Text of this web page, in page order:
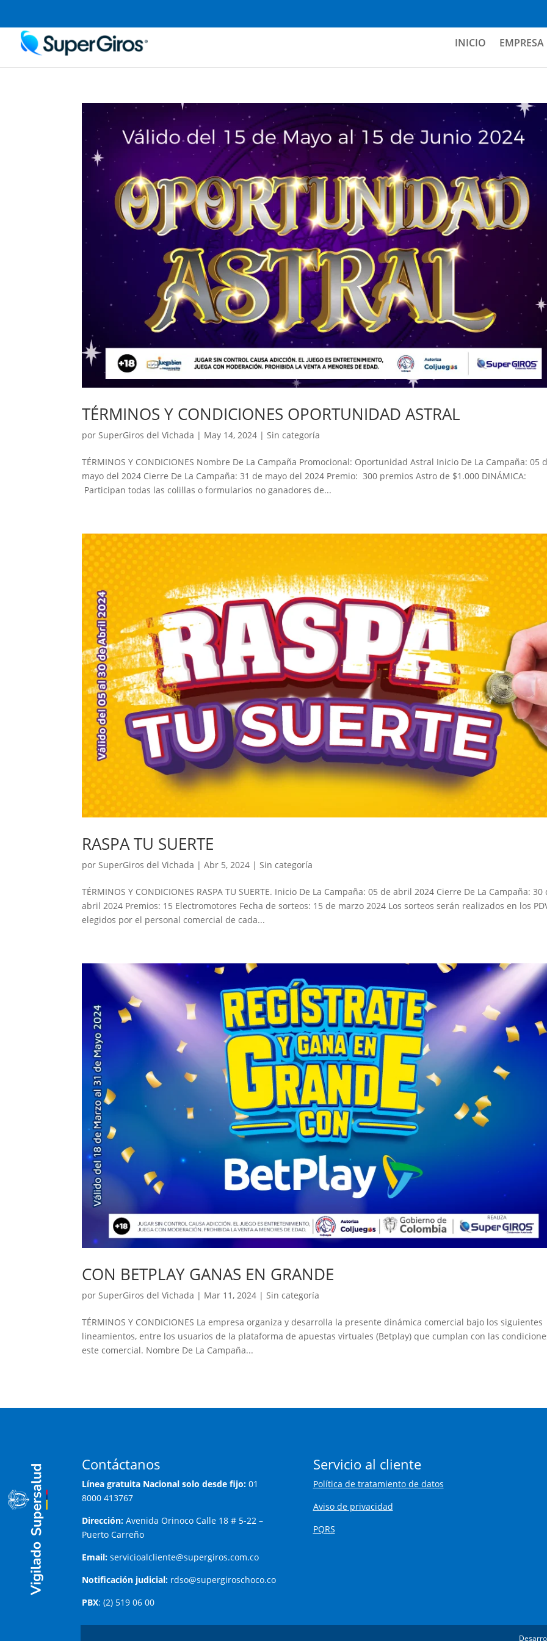
INICIO EMPRESA
TÉRMINOS Y CONDICIONES OPORTUNIDAD ASTRAL
por SuperGiros del Vichada | May 14, 2024 | Sin categoría
TÉRMINOS Y CONDICIONES Nombre De La Campaña Promocional: Oportunidad Astral Inicio De La Campaña: 05
mayo del 2024 Cierre De La Campaña: 31 de mayo del 2024 Premio: 300 premios Astro de $1.000 DINÁMICA:
Participan todas las colillas o formularios no ganadores de...
RASPA TU SUERTE
porSuperGiros del Vichada |Abr 5, 2024 |Sin categoría
TÉRMINOS Y CONDICIONES RASPA TU SUERTE. Inicio De La Campaña: 05 de abril 2024 Cierre De La Campaña: 30
abril 2024 Premios: 15 Electromotores Fecha de sorteos: 15 de marzo 2024 Los sorteos serán realizados en los
elegidos por el personal comercial de cada...
CON BETPLAY GANAS EN GRANDE
porSuperGiros del Vichada | Mar 11, 2024 |Sin categoría
TÉRMINOS Y CONDICIONES La empresa organiza y desarrolla la presente dinámica comercial bajo los siguientes
lineamientos, entre los usuarios de la plataforma de apuestas virtuales (Betplay) que cumplan con las
este comercial. Nombre De La Campaña...
Contáctanos
Línea gratuita Nacional solo desde fijo:01
8000 413767
Dirección:Avenida Orinoco Calle 18 # 5-22 –
Puerto Carreño
Email: servicioalcliente@supergiros.com.co
Notificación judicial: rdso@supergiroschoco.co
PBX: (2) 519 06 00
Servicio al cliente
Política de tratamiento de datos
Aviso de privacidad
PQRS